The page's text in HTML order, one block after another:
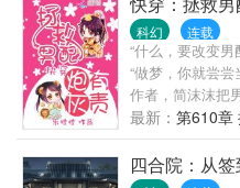
纪，那么21?世
坚定的告诉全世
而数学改变科技
技实力的竞争，
世，我们必将是
一个从备受争议
到首席院士的故
科幻 连载
“什么，要改变
“做梦，你就尝
作者，简沫沫把
践踏，结果被男
是女主的，男配
帝√呆萌学霸√妖
男，且看她如何
最新： 第610章
四合院：从